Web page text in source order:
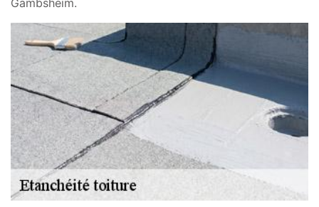
Gambsheim.